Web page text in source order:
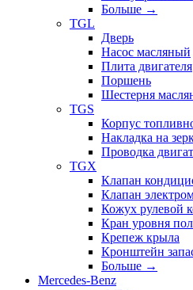
Больше →
TGL
Дверь
Насос масляный
Плита двигателя
Поршень
Шестерня
TGS
Корпус
Накладка на
Проводка
TGX
Клапан
Клапан
Кожух рулевой
Кран уровня
Крепеж крыла
Кронштейн
Больше →
Mercedes-Benz